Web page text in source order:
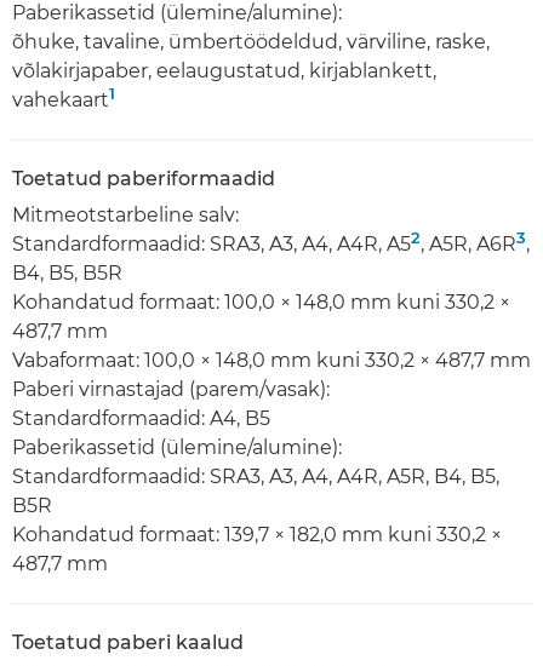
Paberikassetid (ülemine/alumine):
õhuke, tavaline, ümbertöödeldud, värviline, raske,
võlakirjapaber, eelaugustatud, kirjablankett,
vahekaart1
Toetatud paberiformaadid
Mitmeotstarbeline salv:
Standardformaadid: SRA3, A3, A4, A4R, A52, A5R, A6R3,
B4, B5, B5R
Kohandatud formaat: 100,0 × 148,0 mm kuni 330,2 ×
487,7 mm
Vabaformaat: 100,0 × 148,0 mm kuni 330,2 × 487,7 mm
Paberi virnastajad (parem/vasak):
Standardformaadid: A4, B5
Paberikassetid (ülemine/alumine):
Standardformaadid: SRA3, A3, A4, A4R, A5R, B4, B5,
B5R
Kohandatud formaat: 139,7 × 182,0 mm kuni 330,2 ×
487,7 mm
Toetatud paberi kaalud